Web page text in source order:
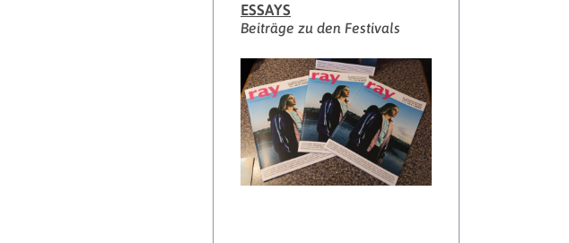
ESSAYS
Beiträge zu den Festivals